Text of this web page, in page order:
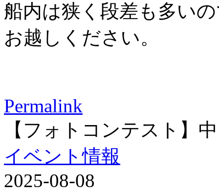
船内は狭く段差も多い
お越しください。
Permalink
【フォトコンテスト】
イベント情報
2025-08-08